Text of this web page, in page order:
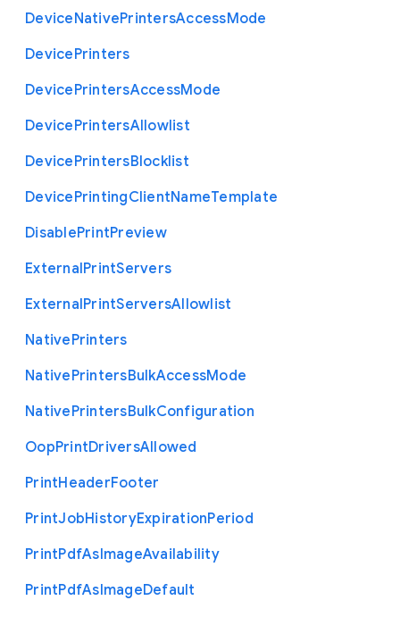
DeviceNativePrintersAccessMode
DevicePrinters
DevicePrintersAccessMode
DevicePrintersAllowlist
DevicePrintersBlocklist
DevicePrintingClientNameTemplate
DisablePrintPreview
ExternalPrintServers
ExternalPrintServersAllowlist
NativePrinters
NativePrintersBulkAccessMode
NativePrintersBulkConfiguration
OopPrintDriversAllowed
PrintHeaderFooter
PrintJobHistoryExpirationPeriod
PrintPdfAsImageAvailability
PrintPdfAsImageDefault